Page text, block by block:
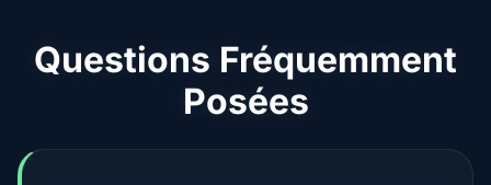
Questions Fréquemment
Posées